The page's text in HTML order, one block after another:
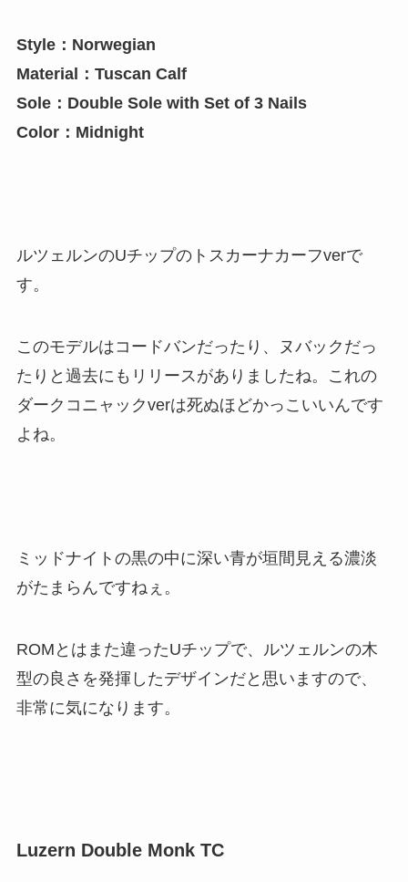
Style：Norwegian
Material：Tuscan Calf
Sole：Double Sole with Set of 3 Nails
Color：Midnight
ルツェルンのUチップのトスカーナカーフverで
す。
このモデルはコードバンだったり、ヌバックだっ
たりと過去にもリリースがありましたね。これの
ダークコニャックverは死ぬほどかっこいいんです
よね。
ミッドナイトの黒の中に深い青が垣間見える濃淡
がたまらんですねぇ。
ROMとはまた違ったUチップで、ルツェルンの木
型の良さを発揮したデザインだと思いますので、
非常に気になります。
Luzern Double Monk TC